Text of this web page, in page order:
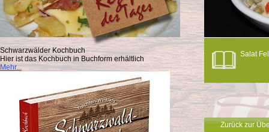
Salat
Zurück zur
Schwarzwälder Kochbuch
Hier ist das Kochbuch in Buchform erhältlich
Mehr...